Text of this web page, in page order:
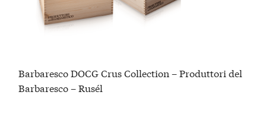
Barbaresco DOCG Crus Collection – Produttori del
Barbaresco – Rusél